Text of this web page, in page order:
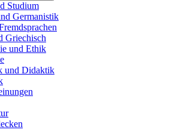
Studium
Germanistik
Griechisch
und Ethik
und Didaktik